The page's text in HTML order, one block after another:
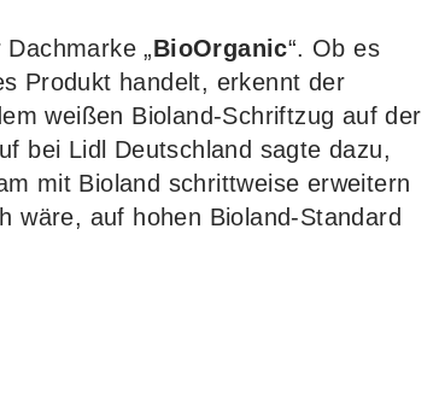
„BioOrganic“. Ob es
Produkt handelt, erkennt der
weißen Bioland-Schriftzug auf der
bei Lidl Deutschland sagte dazu,
mit Bioland schrittweise erweitern
wäre, auf hohen Bioland-Standard